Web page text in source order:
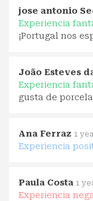
jose antonio
Experiencia
¡Portugal nos
João Esteves
Experiencia
gusta de
Ana Ferraz 1
Experiencia
Paula Costa 1
Experiencia